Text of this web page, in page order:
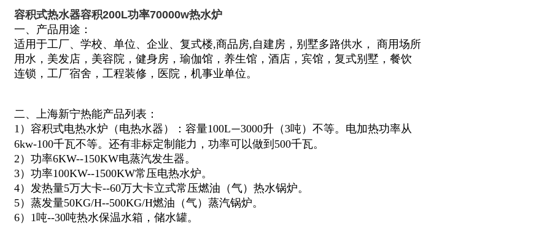
容积式热水器容积200L功率70000w热水炉
一、产品用途：
适用于工厂、学校、单位、企业、 复式楼,商品房,自建房 ， 别墅多路供水 ， 商用场所
用水，美发店，美容院，健身房， 瑜伽馆， 养生馆，酒店，宾馆，复式别墅，餐饮
连锁，工厂宿舍，工程装修，医院，机事业单位。
二、上海新宁热能产品列表：
1）容积式电热水炉（电热水器）：容量100L—3000升（3吨）不等。电加热功率从
6kw-100千瓦不等。还有非标定制能力，功率可以做到500千瓦。
2）功率6KW--150KW电蒸汽发生器。
3）功率100KW--1500KW常压电热水炉。
4）发热量5万大卡--60万大卡立式常压燃油（气）热水锅炉。
5）蒸发量50KG/H--500KG/H燃油（气）蒸汽锅炉。
6）1吨--30吨热水保温水箱，储水罐。